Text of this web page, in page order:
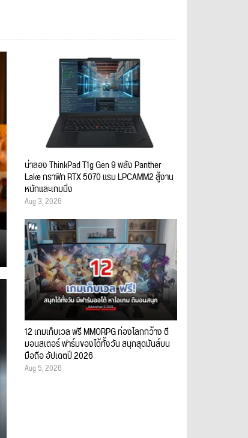
น่าลอง ThinkPad T1g Gen 9 พลัง Panther
Lake กราฟิก RTX 5070 แรม LPCAMM2 สู้งาน
หนักและเกมมิ่ง
Aug 3, 2026
12 เกมเก็บเวล ฟรี MMORPG ท่องโลกกว้าง ตี
มอนสเตอร์ ฟาร์มของได้ทั้งวัน สนุกสุดมันส์บน
มือถือ อัปเดตปี 2026
Aug 5, 2026